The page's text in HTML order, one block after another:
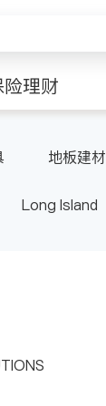
险理财
地板建材
Long Island